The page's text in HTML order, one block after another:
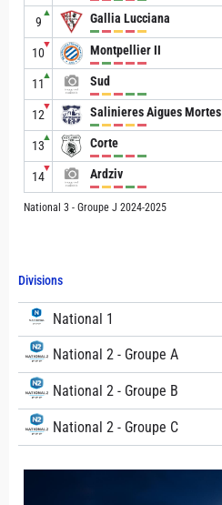
Divisions
National 1
National 2 - Groupe A
National 2 - Groupe B
National 2 - Groupe C
9
▲ Gallia Lucciana
10
▼ Montpellier II
11
▲ Sud
12
▼ Salinieres Aigues Mortes
13
▲ Corte
14
▼ Ardziv
National 3 - Groupe J 2024-2025